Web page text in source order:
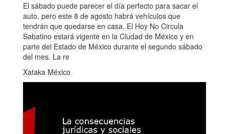
El sábado puede parecer el día perfecto para sacar el
auto, pero este 8 de agosto habrá vehículos que
tendrán que quedarse en casa. El Hoy No Circula
Sabatino estará vigente en la Ciudad de México y en
parte del Estado de México durante el segundo sábado
del mes. La re
Xataka México